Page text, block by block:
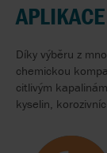
APLIKACE
Díky výběru z
chemickou
citlivým
kyselin,